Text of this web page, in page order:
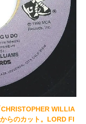
WILLIA
らのカット。LORD FI